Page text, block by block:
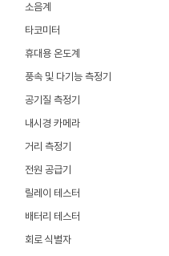
소음계
타코미터
휴대용 온도계
풍속 및 다기능 측정기
공기질 측정기
내시경 카메라
거리 측정기
전원 공급기
릴레이 테스터
배터리 테스터
회로 식별자